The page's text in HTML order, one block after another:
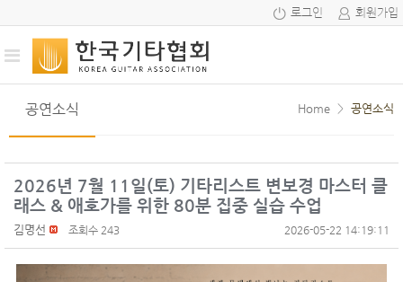
로그인 회원가입
공연소식 Home > 공연소식
2026년 7월 11일(토) 기타리스트 변보경 마스터 클
래스 & 애호가를 위한 80분 집중 실습 수업
김명선 조회수 243 2026-05-22 14:19:11